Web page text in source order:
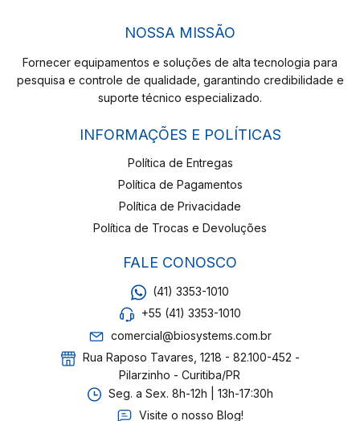
NOSSA MISSÃO
Fornecer equipamentos e soluções de alta tecnologia para
pesquisa e controle de qualidade, garantindo credibilidade e
suporte técnico especializado.
INFORMAÇÕES E POLÍTICAS
Política de Entregas
Política de Pagamentos
Política de Privacidade
Política de Trocas e Devoluções
FALE CONOSCO
(41) 3353-1010
+55 (41) 3353-1010
comercial@biosystems.com.br
Rua Raposo Tavares, 1218 - 82.100-452 -
Pilarzinho - Curitiba/PR
Seg. a Sex. 8h-12h | 13h-17:30h
Visite o nosso Blog!